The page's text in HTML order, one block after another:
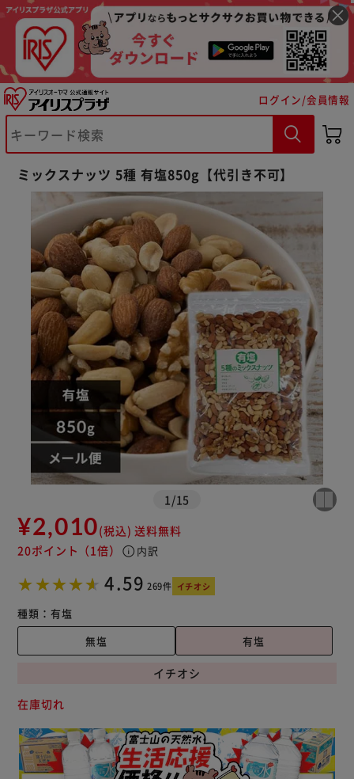
ログイン/会員情報
ミックスナッツ 5種 有塩850g【代引き不可】
1 /15
¥2,010(税込) 送料無料
20ポイント （1倍） info 内訳
4.59 269件 イチオシ
種類： 有塩
無塩
有塩
イチオシ
在庫切れ
※ご確認ください
カートに入れる 購入手続きへ